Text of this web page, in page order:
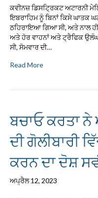
ਕਵੀਨਜ਼ ਡਿਸਟ੍ਰਿਕਟ ਅਟਾਰਨੀ
ਇਬਰਾਹਿਮ ਨੂੰ ਬਿਨਾਂ ਕਿਸੇ ਘਾਤਕ
ਠਹਿਰਾਇਆ ਗਿਆ ਸੀ, ਅਤੇ ਨਾਲ
ਅਤੇ ਹੋਰ ਵਾਹਨਾਂ ਅਤੇ ਟ੍ਰੈਫਿਕ
ਸੀ, ਸੋਮਵਾਰ ਦੀ…
Read More
ਬਚਾਓ ਕਰਤਾ
ਦੀ ਗੋਲੀਬਾਰੀ
ਕਰਨ ਦਾ ਦੋਸ਼
ਅਪ੍ਰੈਲ 12, 2023